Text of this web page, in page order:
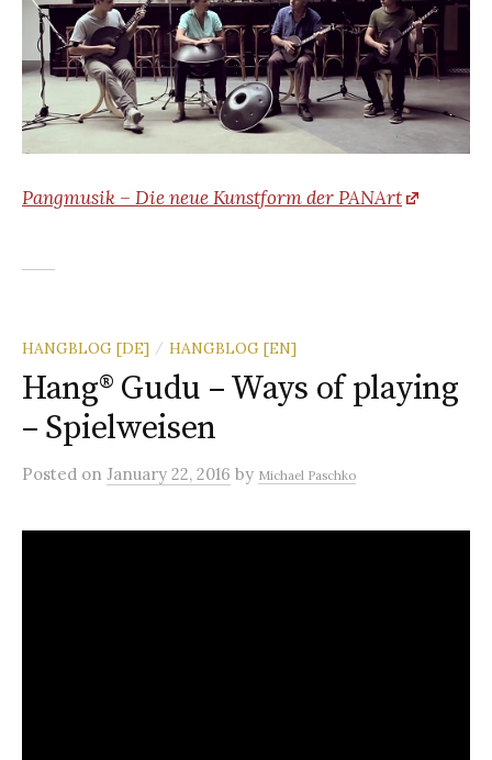
Pangmusik – Die neue Kunstform der PANArt
HANGBLOG [DE] / HANGBLOG [EN]
Hang® Gudu – Ways of playing
– Spielweisen
Posted on January 22, 2016 by Michael Paschko